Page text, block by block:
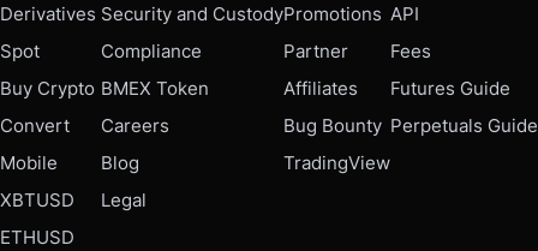
Derivatives
Spot
Buy Crypto
Convert
Mobile
XBTUSD
ETHUSD
Security and Custody
Compliance
BMEX Token
Careers
Blog
Legal
Promotions
Partner
Affiliates
Bug Bounty
TradingView
API
Fees
Futures Guide
Perpetuals Guide